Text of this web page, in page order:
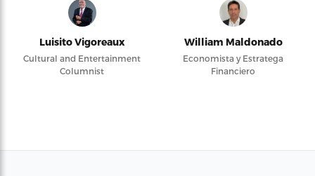
Luisito Vigoreaux
Cultural and Entertainment
Columnist
William Maldonado
Economista y Estratega
Financiero